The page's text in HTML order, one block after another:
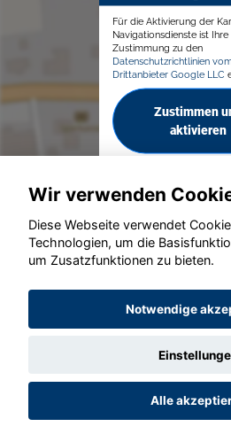
Für die Aktivierung der
Navigationsdienste ist Ihre
Zustimmung zu den
Datenschutzrichtlinien
Drittanbieter Google LLC
Zustimmen
aktivieren
© konjunkturmotor.de
Wir verwenden
Diese Webseite verwendet
Technologien, um die
um Zusatzfunktionen zu bieten.
Notwendige
Alle